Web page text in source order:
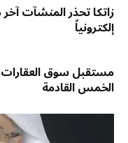
زاتكا تحذر المنشآت
إلكترونياً
مستقبل سوق
الخمس القادمة